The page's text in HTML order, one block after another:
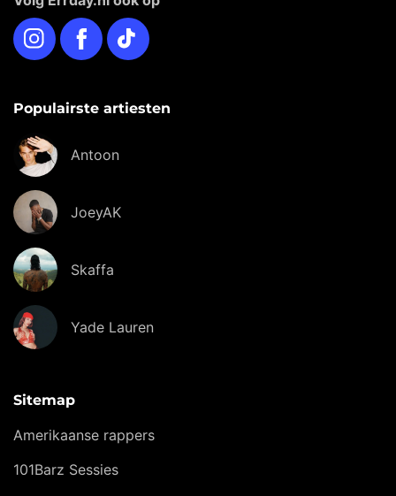
InstagramFacebookTikTok
Populairste artiesten
Antoon
JoeyAK
Skaffa
Yade Lauren
Sitemap
Amerikaanse rappers
101Barz Sessies